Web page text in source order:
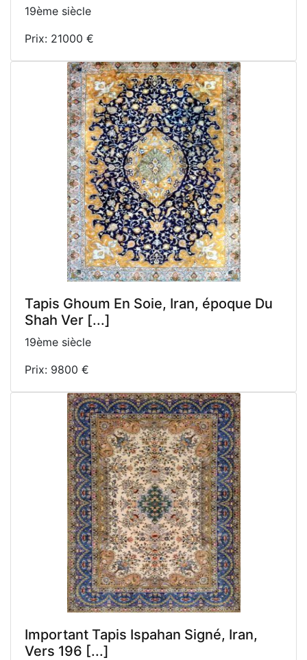
19ème siècle
Prix: 21000 €
Tapis Ghoum En Soie, Iran, époque Du
Shah Ver [...]
19ème siècle
Prix: 9800 €
Important Tapis Ispahan Signé, Iran,
Vers 196 [...]